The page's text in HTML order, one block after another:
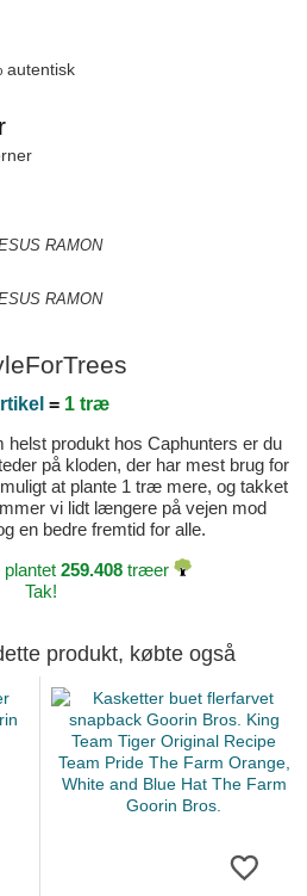
autentisk
RAMON
RAMON
= 1 træ
helst produkt hos Caphunters er du
på kloden, der har mest brug for
at plante 1 træ mere, og takket
vi lidt længere på vejen mod
en bedre fremtid for alle.
plantet 259.408 træer
Tak!
produkt, købte også